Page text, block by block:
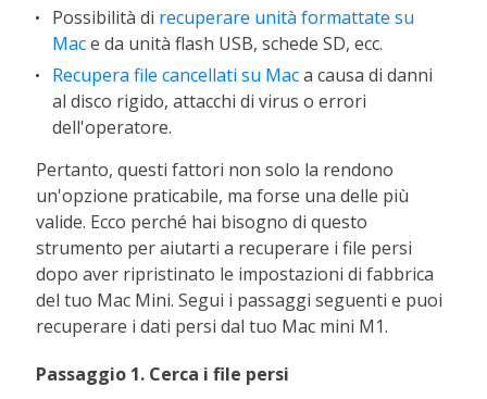
Possibilità di recuperare unità formattate su
Mace da unità flash USB, schede SD, ecc.
Recupera file cancellati su Maca causa di danni
al disco rigido, attacchi di virus o errori
dell'operatore.
Pertanto, questi fattori non solo la rendono
un'opzione praticabile, ma forse una delle più
valide. Ecco perché hai bisogno di questo
strumento per aiutarti a recuperare i file persi
dopo aver ripristinato le impostazioni di fabbrica
del tuo Mac Mini. Segui i passaggi seguenti e puoi
recuperare i dati persi dal tuo Mac mini M1.
Passaggio 1. Cerca i file persi